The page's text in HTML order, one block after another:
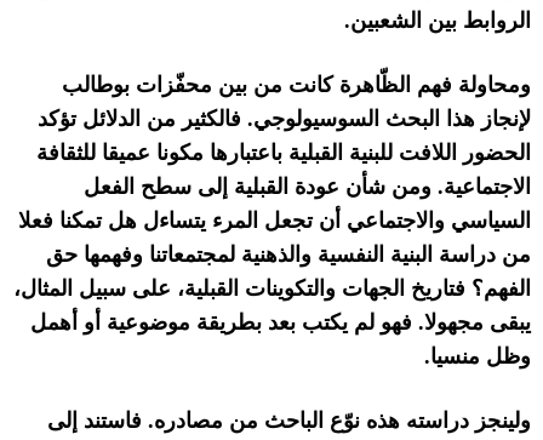
الروابط بين الشعبين.
ومحاولة فهم الظّاهرة كانت من بين محفّزات بوطالب
لإنجاز هذا البحث السوسيولوجي. فالكثير من الدلائل تؤكد
الحضور اللافت للبنية القبلية باعتبارها مكونا عميقا للثقافة
الاجتماعية. ومن شأن عودة القبلية إلى سطح الفعل
السياسي والاجتماعي أن تجعل المرء يتساءل هل تمكنا فعلا
من دراسة البنية النفسية والذهنية لمجتمعاتنا وفهمها حق
الفهم؟ فتاريخ الجهات والتكوينات القبلية، على سبيل المثال،
يبقى مجهولا. فهو لم يكتب بعد بطريقة موضوعية أو أهمل
وظل منسيا.
ولينجز دراسته هذه نوّع الباحث من مصادره. فاستند إلى